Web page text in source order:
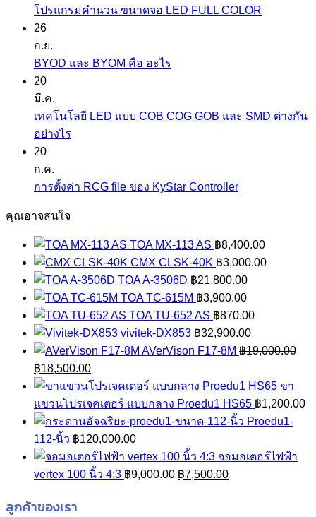
cabinet
บน
NovaStar
โปรแกรมคำนวน ขนาดจอ LED FULL COLOR
นวน
26
ก.ย.
BYOD และ BYOM คือ อะไร
บน
คือ
20
มี.ค.
เทคโนโลยี LED แบบ COB COG GOB และ SMD ต่างกัน
อย่างไร
บน
แบบ
COB
COG
GOB
และ
SMD
ต่าง
กัน
อย่างไร
20
ก.ค.
การตั้งค่า RCG file ของ KyStar Controllerไม่มี
บน
การ
ตั้ง
ค่า
RCG
file
ของ
Controller
คุณอาจสนใจ
TOA MX-113 AS ฿8,400.00
CMX CLSK-40K ฿3,000.00
TOA A-3506D ฿21,800.00
TOA TC-615M ฿3,900.00
TOA TU-652 AS ฿870.00
vivitek-DX853 ฿32,900.00
AVerVison F17-8M ฿19,000.00
Original
price
was:
฿19,000.00.
฿18,500.00Current
price
is:
฿18,500.00.
ขา
แขวนโปรเจคเตอร์ แบบกลาง Proedu1 HS65 ฿1,200.00
Proedu1-
112-นิ้ว ฿120,000.00
จอมอเตอร์ไฟฟ้า
vertex 100 นิ้ว 4:3 ฿9,000.00 Original
฿7,500.00Current
ลูกค้าของเรา